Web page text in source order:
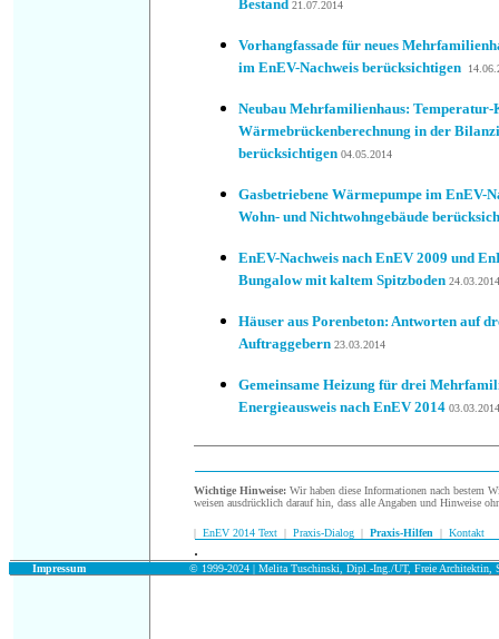
Bestand 21 .07.2014
Vorhangfassade für neues
im EnEV-Nachweis berücksichtigen
14
Neubau Mehrfamilienhaus:
Wärmebrückenberechnung in der
berücksichtigen 04.05.2014
Gasbetriebene Wärmepumpe im EnEV-
Wohn- und Nichtwohngebäude
EnEV-Nachweis nach EnEV 2009 und
Bungalow mit kaltem Spitzboden 24 .03.2014
Häuser aus Porenbeton: Antworten auf
Auftraggebern 23 .03.2014
Gemeinsame Heizung für drei
Energieausweis nach EnEV 2014 03 .03.2014
Wichtige Hinweise: Wir haben diese Informationen nach bestem
weisen ausdrücklich darauf hin, dass alle Angaben und Hinweise
| EnEV 2014 Text | Praxis-Dialog | Praxis-Hilfen | Kontakt
.
Impressum © 1999-2024 | Melita Tuschinski, Dipl.-Ing./UT, Freie Architektin,